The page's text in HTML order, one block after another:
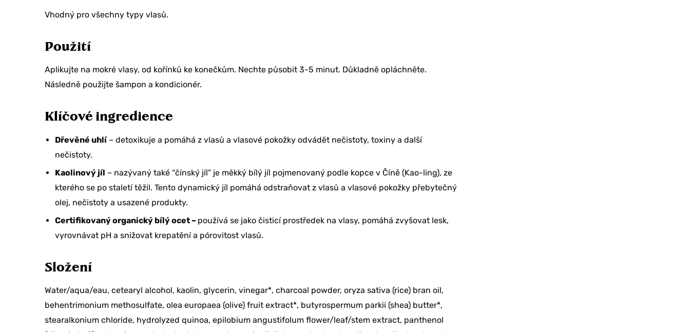
Vhodný pro všechny typy vlasů.
Použití
Aplikujte na mokré vlasy, od kořínků ke konečkům. Nechte působit 3-5 minut. Důkladně opláchněte.
Následně použijte šampon a kondicionér.
Klíčové ingredience
Dřevěné uhlí– detoxikuje a pomáhá z vlasů a vlasové pokožky odvádět nečistoty, toxiny a další
nečistoty.
Kaolinový jíl – nazývaný také “čínský jíl” je měkký bílý jíl pojmenovaný podle kopce v Číně (Kao-ling), ze
kterého se po staletí těžil. Tento dynamický jíl pomáhá odstraňovat z vlasů a vlasové pokožky přebytečný
olej, nečistoty a usazené produkty.
Certifikovaný organický bílý ocet – používá se jako čisticí prostředek na vlasy, pomáhá zvyšovat lesk,
vyrovnávat pH a snižovat krepatění a pórovitost vlasů.
Složení
Water/aqua/eau, cetearyl alcohol, kaolin, glycerin, vinegar*, charcoal powder, oryza sativa (rice) bran oil,
behentrimonium methosulfate, olea europaea (olive) fruit extract*, butyrospermum parkii (shea) butter*,
stearalkonium chloride, hydrolyzed quinoa, epilobium angustifolum flower/leaf/stem extract, panthenol
Chcete slevu 10 %
na svoji objednávku?
ANO, BERU SLEVU